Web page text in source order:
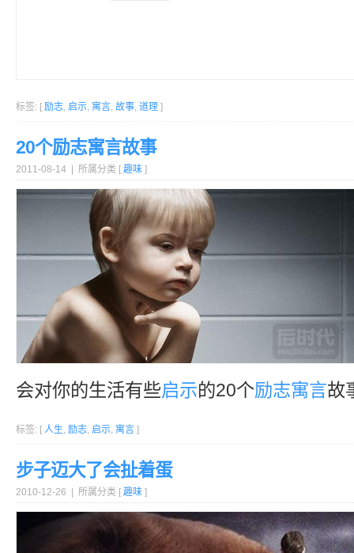
标签: [ 励志, 启示, 寓言, 故事, 道理 ]
20个励志寓言故事
2011-08-14 | 所属分类 [ 趣味 ]
会对你的生活有些启示的20个励志寓言故
标签: [ 人生, 励志, 启示, 寓言 ]
步子迈大了会扯着蛋
2010-12-26 | 所属分类 [ 趣味 ]